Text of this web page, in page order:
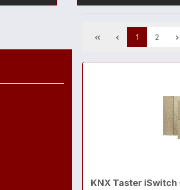
1 2
KNX Taster iSwitch